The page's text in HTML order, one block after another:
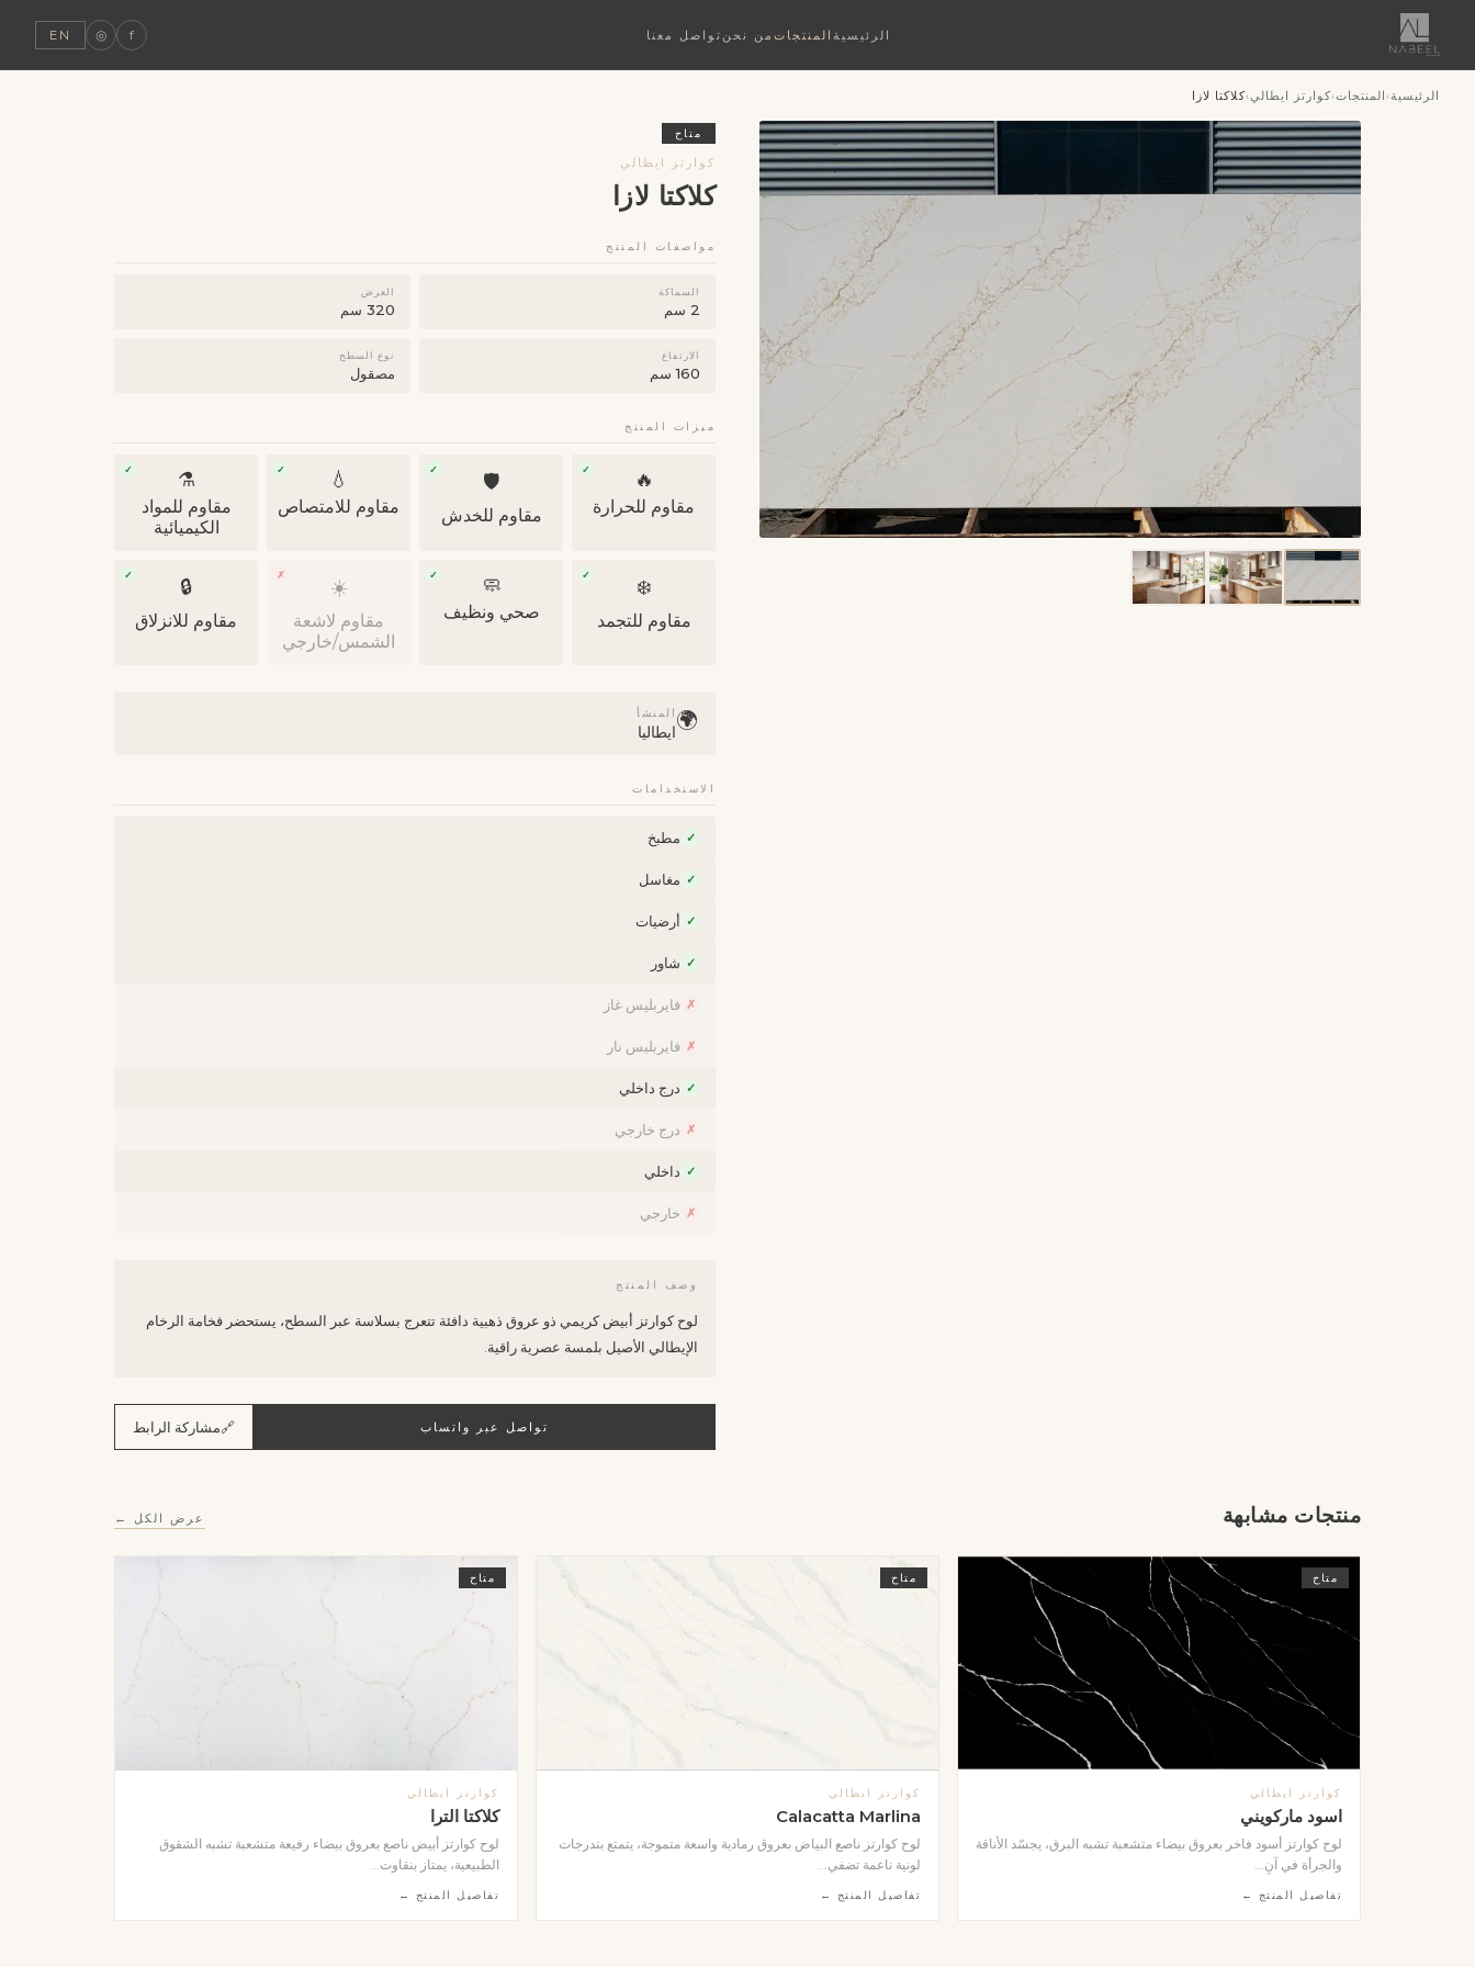
الرئيسية المنتجات من نحن تواصل معنا f
◎
EN
الرئيسية›المنتجات›كوارتز ايطالي›كلاكتا لازا
متاح
كوارتز ايطالي
كلاكتا لازا
مواصفات المنتج
السماكة
2 سم
العرض
320 سم
الارتفاع
160 سم
نوع السطح
مصقول
ميزات المنتج
🔥
✓
مقاوم للحرارة
🛡
✓
مقاوم للخدش
💧
✓
مقاوم للامتصاص
⚗️
✓
مقاوم للمواد
الكيميائية
❄️
✓
مقاوم للتجمد
🧼
✓
صحي ونظيف
☀️
✗
مقاوم لاشعة
الشمس/خارجي
🔒
✓
مقاوم للانزلاق
🌍 المنشأ
ايطاليا
الاستخدامات
✓ مطبخ
✓ مغاسل
✓ أرضيات
✓ شاور
✗ فايربليس غاز
✗ فايربليس نار
✓ درج داخلي
✗ درج خارجي
✓ داخلي
✗ خارجي
وصف المنتج
لوح كوارتز أبيض كريمي ذو عروق ذهبية دافئة تتعرج بسلاسة عبر السطح، يستحضر فخامة الرخام
الإيطالي الأصيل بلمسة عصرية راقية.
تواصل عبر واتساب 🔗مشاركة الرابط
منتجات مشابهة عرض الكل ←
متاح
كوارتز ايطالي
اسود ماركويني
لوح كوارتز أسود فاخر بعروق بيضاء متشعبة تشبه البرق، يجسّد الأناقة
والجرأة في آنٍ...
تفاصيل المنتج ←
متاح
كوارتز ايطالي
Calacatta Marlina
لوح كوارتز ناصع البياض بعروق رمادية واسعة متموجة، يتمتع بتدرجات
لونية ناعمة تضفي...
تفاصيل المنتج ←
متاح
كوارتز ايطالي
كلاكتا الترا
لوح كوارتز أبيض ناصع بعروق بيضاء رفيعة متشعبة تشبه الشقوق
الطبيعية، يمتاز بنقاوت...
تفاصيل المنتج ←